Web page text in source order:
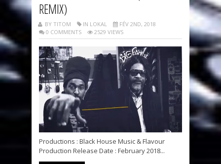
REMIX)
BY TITOM IN LOKAL
FÉV 2ND, 2018
0 COMMENTS
2529 VIEWS
Productions : Black House Music & Flavour
Production Release Date : February 2018...